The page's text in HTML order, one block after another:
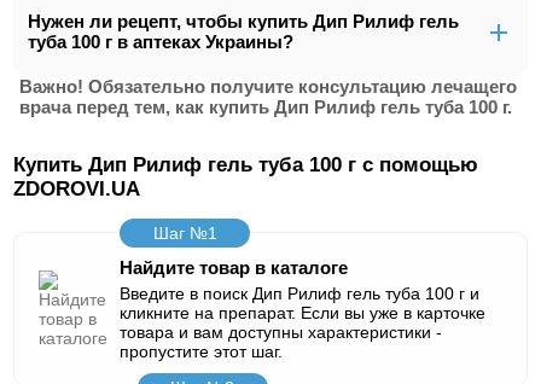
Нужен ли рецепт, чтобы купить Дип Рилиф гель
туба 100 г в аптеках Украины?
Важно! Обязательно получите консультацию лечащего
врача перед тем, как купить Дип Рилиф гель туба 100 г.
Купить Дип Рилиф гель туба 100 г с помощью
ZDOROVI.UA
Шаг №1
Найдите товар в каталоге
Введите в поиск Дип Рилиф гель туба 100 г и
кликните на препарат. Если вы уже в карточке
товара и вам доступны характеристики -
пропустите этот шаг.